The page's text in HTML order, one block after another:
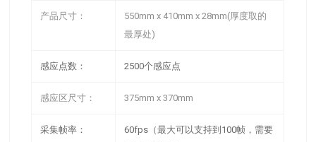
产品尺寸：
550mm x 410mm x 28mm(厚度取的
最厚处)
感应点数： 2500个感应点
感应区尺寸： 375mm x 370mm
采集帧率：
60fps（最大可以支持到100帧，需要